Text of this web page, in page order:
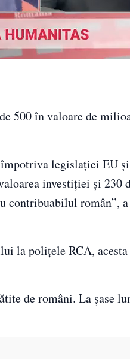
500 în valoare de
legislației EU
investiției și 230
român”,
la polițele RCA,
de români. La șase